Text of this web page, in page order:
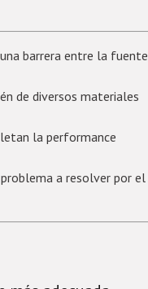
barrera entre la fuente
de diversos materiales
la performance
a resolver por el